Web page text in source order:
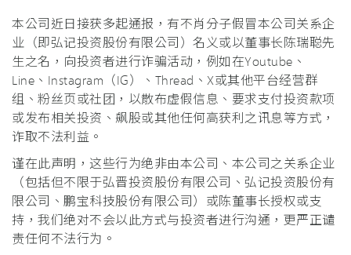
本公司近日接获多起通报，有不肖分子假冒本公司关系企
业（即弘记投资股份有限公司）名义或以董事长陈瑞聪先
生之名，向投资者进行诈骗活动，例如在Youtube、
Line、Instagram（IG）、Thread、X或其他平台经营群
组、粉丝页或社团，以散布虚假信息、要求支付投资款项
或发布相关投资、飙股或其他任何高获利之讯息等方式，
诈取不法利益。
谨在此声明，这些行为绝非由本公司、本公司之关系企业
（包括但不限于弘晋投资股份有限公司、弘记投资股份有
限公司、鹏宝科技股份有限公司）或陈董事长授权或支
持，我们绝对不会以此方式与投资者进行沟通，更严正谴
责任何不法行为。